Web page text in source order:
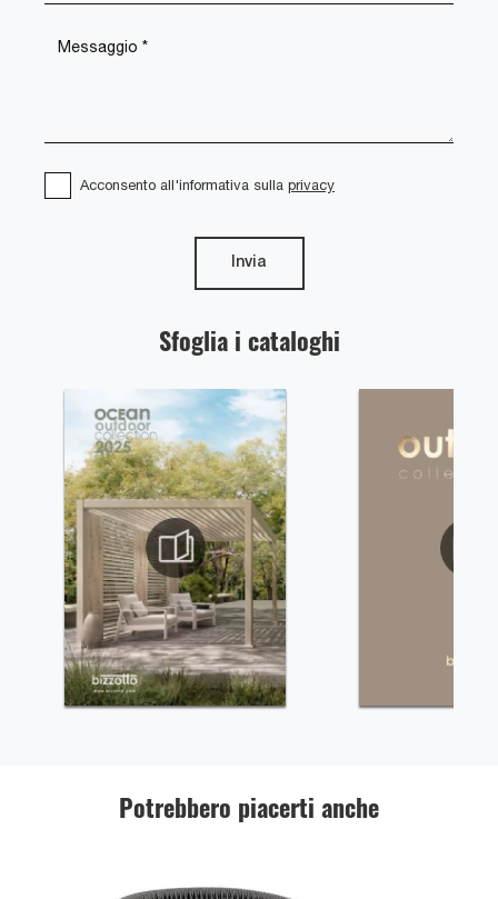
Sfoglia i cataloghi
Acconsento all'informativa sulla privacy
Invia
Potrebbero piacerti anche